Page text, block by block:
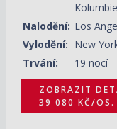
Nalodění: Los
Vylodění: New
Trvání:
19 nocí
ZOBRAZIT
39 080 KČ/OS.